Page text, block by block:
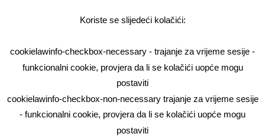
Postupak izdavanja potvrda za rad u inozemstvu
Natječaji
Izbori
Financijska izvješća
Pravo na pristup informacijama
Koriste se slijedeći kolačići:
cookielawinfo-checkbox-necessary - trajanje za vrijeme sesije -
funkcionalni cookie, provjera da li se kolačići uopće mogu
postaviti
cookielawinfo-checkbox-non-necessary trajanje za vrijeme sesije
- funkcionalni cookie, provjera da li se kolačići uopće mogu
postaviti